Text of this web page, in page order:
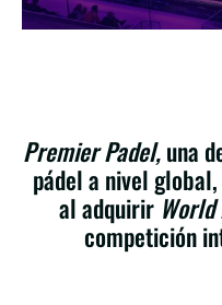
Premier Padel,una
pádel a nivel
al adquirirWorld
competición